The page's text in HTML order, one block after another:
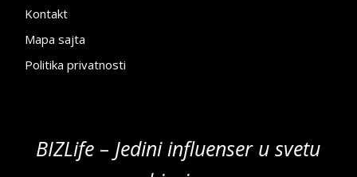
Kontakt
Mapa sajta
Politika privatnosti
BIZLife – Jedini influenser u svetu